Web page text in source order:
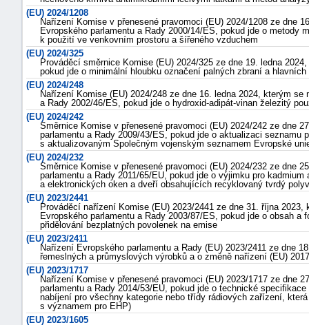
(EU) 2024/1208
Nařízení Komise v přenesené pravomoci (EU) 2024/1208 ze dne
Evropského parlamentu a Rady 2000/14/ES, pokud jde o metody
k použití ve venkovním prostoru a šířeného vzduchem
(EU) 2024/325
Prováděcí směrnice Komise (EU) 2024/325 ze dne 19. ledna
pokud jde o minimální hloubku označení palných zbraní a
(EU) 2024/248
Nařízení Komise (EU) 2024/248 ze dne 16. ledna 2024, kterým
a Rady 2002/46/ES, pokud jde o hydroxid-adipát-vinan železitý
(EU) 2024/242
Směrnice Komise v přenesené pravomoci (EU) 2024/242 ze dne
parlamentu a Rady 2009/43/ES, pokud jde o aktualizaci seznamu
s aktualizovaným Společným vojenským seznamem Evropské
(EU) 2024/232
Směrnice Komise v přenesené pravomoci (EU) 2024/232 ze dne
parlamentu a Rady 2011/65/EU, pokud jde o výjimku pro
a elektronických oken a dveří obsahujících recyklovaný tvrdý
(EU) 2023/2441
Prováděcí nařízení Komise (EU) 2023/2441 ze dne 31. října
Evropského parlamentu a Rady 2003/87/ES, pokud jde o obsah
přidělování bezplatných povolenek na emise
(EU) 2023/2411
Nařízení Evropského parlamentu a Rady (EU) 2023/2411 ze dne
řemeslných a průmyslových výrobků a o změně nařízení (EU)
(EU) 2023/1717
Nařízení Komise v přenesené pravomoci (EU) 2023/1717 ze dne
parlamentu a Rady 2014/53/EU, pokud jde o technické
nabíjení pro všechny kategorie nebo třídy rádiových zařízení,
s významem pro EHP)
(EU) 2023/1605
+náhrady